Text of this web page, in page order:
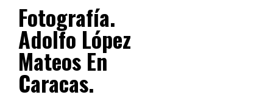
Fotografía.
Adolfo López
Mateos En
Caracas.